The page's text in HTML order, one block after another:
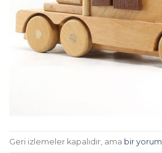
Geri izlemeler kapalıdır, ama bir yorum